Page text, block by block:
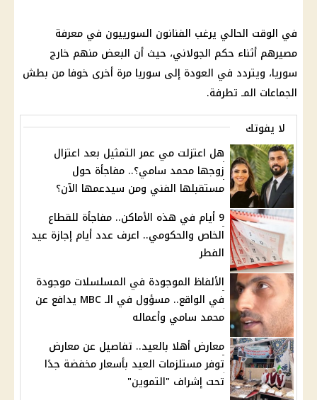
في الوقت الحالي يرغب الفنانون السورييون في معرفة
مصيرهم أثناء حكم الجولاني، حيث أن البعض منهم خارج
سوريا، ويتردد في العودة إلى سوريا مرة أخرى خوفا من بطش
الجماعات المـ تطرفة.
لا يفوتك
هل اعتزلت مي عمر التمثيل بعد اعتزال
زوجها محمد سامي؟.. مفاجأة حول
مستقبلها الفني ومن سيدعمها الآن؟
9 أيام في هذه الأماكن.. مفاجأة للقطاع
الخاص والحكومي.. اعرف عدد أيام إجازة عيد
الفطر
الألفاظ الموجودة في المسلسلات موجودة
في الواقع.. مسؤول في الـ MBC يدافع عن
محمد سامي وأعماله
معارض أهلا بالعيد.. تفاصيل عن معارض
توفر مستلزمات العيد بأسعار مخفضة جدًا
تحت إشراف "التموين"